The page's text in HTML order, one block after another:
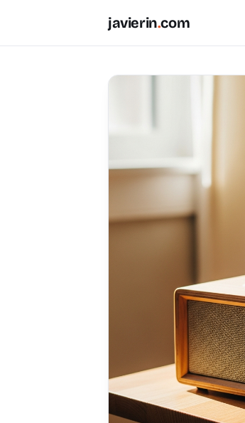
javierin.com